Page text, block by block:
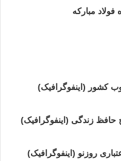
مبارکه
کشور (اینفوگرافیک)
زندگی (اینفوگرافیک)
روزنو (اینفوگرافیک)